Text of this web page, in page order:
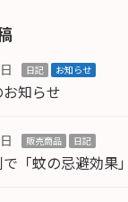
日記 お知らせ
知らせ
販売商品 日記
「蚊の忌避効果」